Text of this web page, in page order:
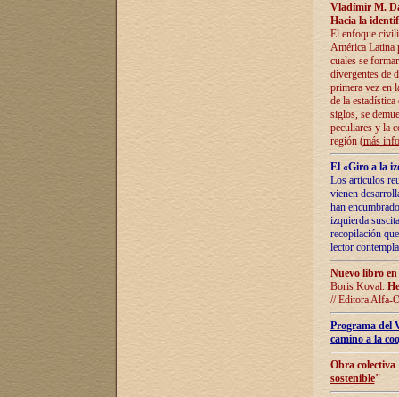
Vladímir M.
Hacia la
El enfoque
América Latina
cuales se
divergentes de
primera vez en
de la
siglos, se
peculiares y la
región (más
El «Giro a la
Los artículos
vienen
han
izquierda
recopilación
lector
Nuevo libro
Boris Koval.
// Editora Alfa-
Programa del
camino a la
Obra
sostenible"